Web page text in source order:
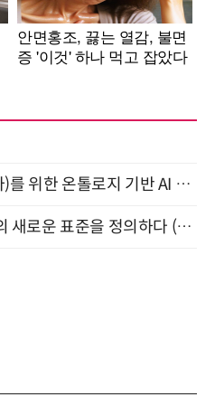
모든 업무 담당자(비개발자)를 위한 온톨로지 기반 AI 지식체계 설계 1-day 워크숍 8월 20일 개최
차세대 AICC, 고객 서비스의 새로운 표준을 정의하다 (9/9)